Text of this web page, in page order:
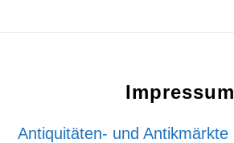
Impressum
Antiquitäten- und Antikmärkte